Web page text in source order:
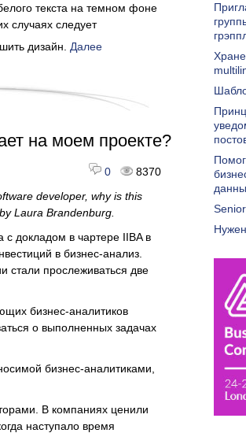
текста на темном фоне
случаях следует
дизайн. Далее
на моем проекте?
0
8370
developer, why is this
Laura Brandenburg.
докладом в чартере IIBA в
в бизнес-анализ.
стали прослеживаться две
бизнес-аналитиков
о выполненных задачах
бизнес-аналитиками,
В компаниях ценили
наступало время